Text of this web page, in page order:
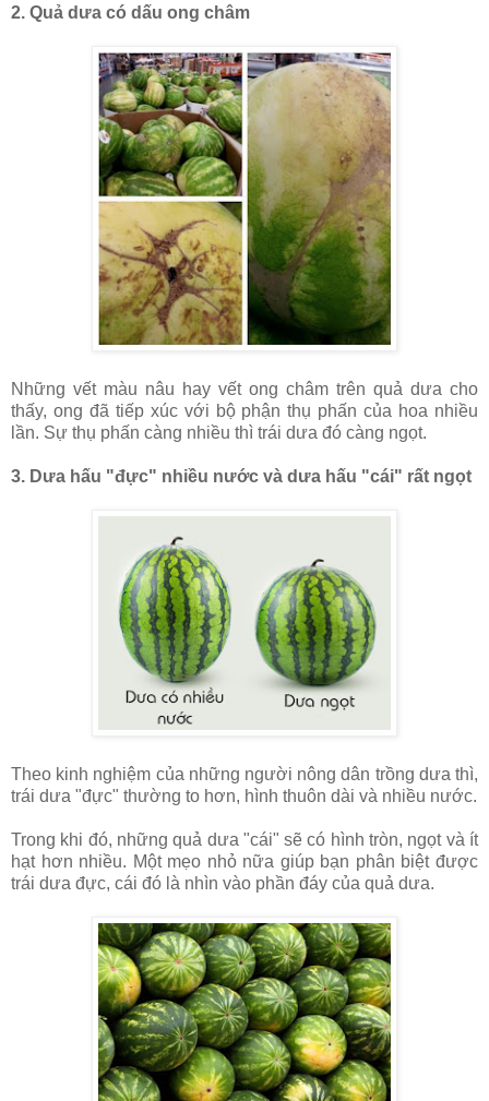
2. Quả dưa có dấu ong châm
Những vết màu nâu hay vết ong châm trên quả dưa cho
thấy, ong đã tiếp xúc với bộ phận thụ phấn của hoa nhiều
lần. Sự thụ phấn càng nhiều thì trái dưa đó càng ngọt.
3. Dưa hấu "đực" nhiều nước và dưa hấu "cái" rất ngọt
Theo kinh nghiệm của những người nông dân trồng dưa thì,
trái dưa "đực" thường to hơn, hình thuôn dài và nhiều nước.
Trong khi đó, những quả dưa "cái" sẽ có hình tròn, ngọt và ít
hạt hơn nhiều. Một mẹo nhỏ nữa giúp bạn phân biệt được
trái dưa đực, cái đó là nhìn vào phần đáy của quả dưa.